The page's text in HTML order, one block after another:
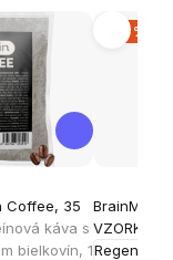
Coffee, 35
káva s
bielkovín, 1
-20 %
BrainMax
VZORKA